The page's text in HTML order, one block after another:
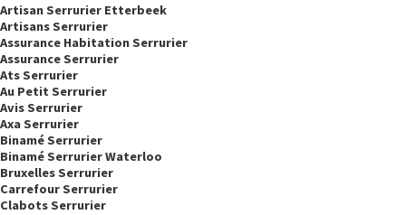
Artisan Serrurier Etterbeek
Artisans Serrurier
Assurance Habitation Serrurier
Assurance Serrurier
Ats Serrurier
Au Petit Serrurier
Avis Serrurier
Axa Serrurier
Binamé Serrurier
Binamé Serrurier Waterloo
Bruxelles Serrurier
Carrefour Serrurier
Clabots Serrurier